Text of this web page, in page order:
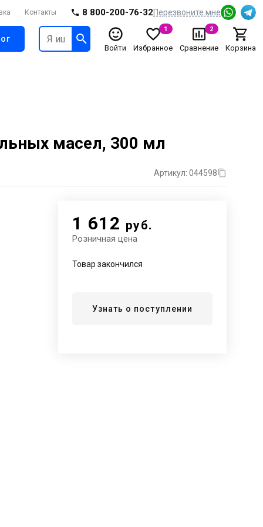
Контакты 8 800-200-76-32Перезвоните мне
Войти Избранное
1
Сравнение
2
Корзина
масел, 300 мл
Артикул: 044598
1 612 руб.
Розничная цена
Товар закончился
Узнать о поступлении